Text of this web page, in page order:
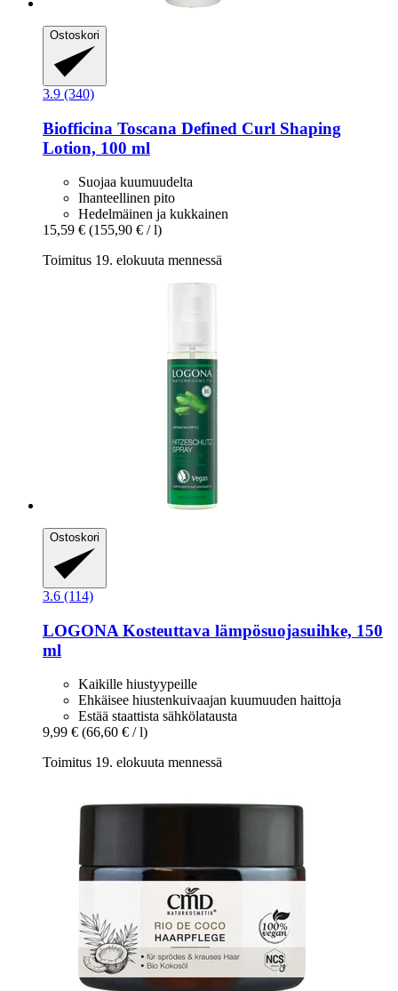
Ostoskori
3.9 (340)
Biofficina Toscana Defined Curl Shaping
Lotion, 100 ml
Suojaa kuumuudelta
Ihanteellinen pito
Hedelmäinen ja kukkainen
15,59 € (155,90 € / l)
Toimitus 19. elokuuta mennessä
Ostoskori
3.6 (114)
LOGONA Kosteuttava lämpösuojasuihke, 150
ml
Kaikille hiustyypeille
Ehkäisee hiustenkuivaajan kuumuuden haittoja
Estää staattista sähkölatausta
9,99 € (66,60 € / l)
Toimitus 19. elokuuta mennessä